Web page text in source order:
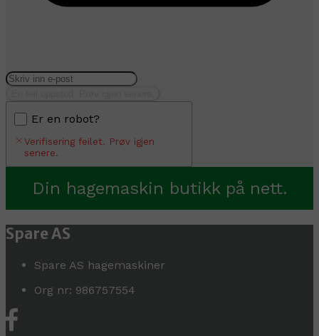
Er en robot?
Verifisering feilet. Prøv igjen
senere.
Din hagemaskin butikk på nett.
Spare AS
Spare AS hagemaskiner
Org nr: 986757554